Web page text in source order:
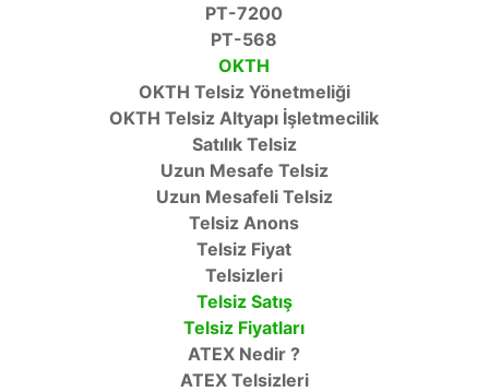
PT-7200
PT-568
OKTH
OKTH Telsiz Yönetmeliği
OKTH Telsiz Altyapı İşletmecilik
Satılık Telsiz
Uzun Mesafe Telsiz
Uzun Mesafeli Telsiz
Telsiz Anons
Telsiz Fiyat
Telsizleri
Telsiz Satış
Telsiz Fiyatları
ATEX Nedir ?
ATEX Telsizleri